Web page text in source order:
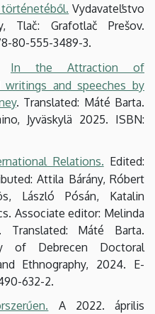
történetéből. Vydavateľstvo
Tlač: Grafotlač Prešov.
80-555-3489-3.
In the Attraction of
writings and speeches by
. Translated: Máté Barta.
Jyväskylä 2025. ISBN:
Relations. Edited:
Attila Bárány, Róbert
László Pósán, Katalin
Associate editor: Melinda
Translated: Máté Barta.
of Debrecen Doctoral
Ethnography, 2024. E-
632-2.
A 2022. április